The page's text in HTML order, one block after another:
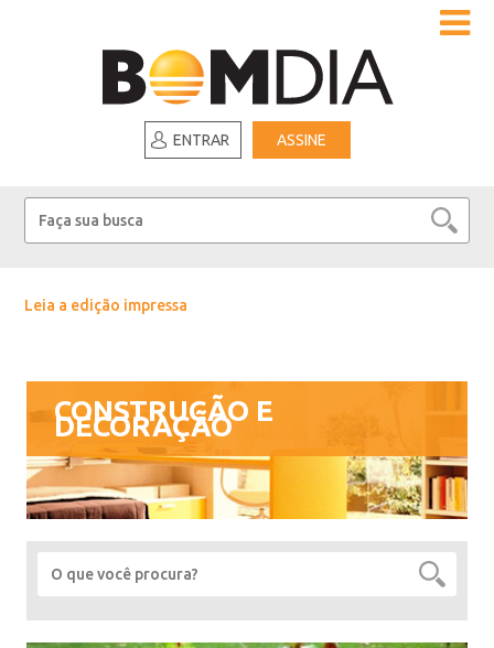
ENTRAR ASSINE
Leia a edição impressa
CONSTRUÇÃO E
DECORAÇÃO